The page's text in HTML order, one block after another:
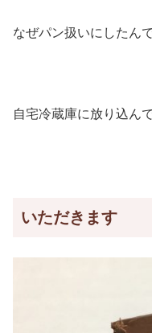
なぜパン扱いにしたん
自宅冷蔵庫に放り込ん
いただきます